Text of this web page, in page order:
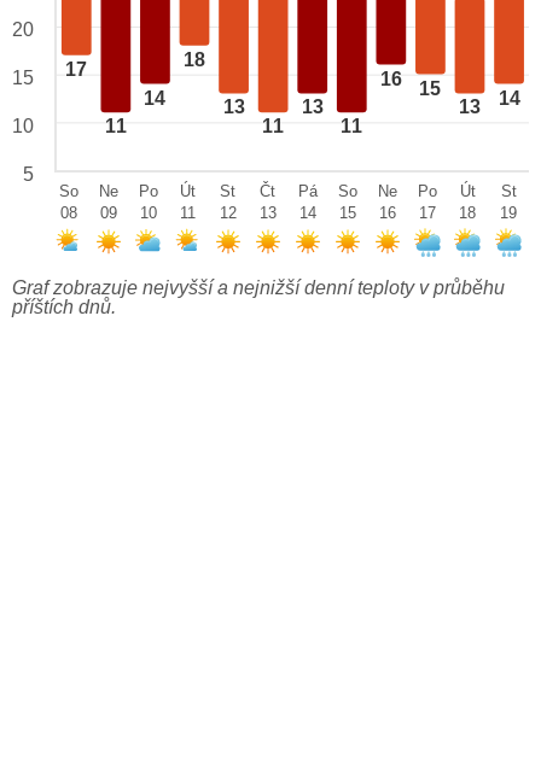
17
11
14
18
13
11
13
11
16 15
13 14
20
15
10
5
So
08
Ne
09
Po
10
Út
11
St
12
Čt
13
Pá
14
So
15
Ne
16
Po
17
Út
18
St
19
Graf zobrazuje nejvyšší a nejnižší denní teploty v průběhu
příštích dnů.